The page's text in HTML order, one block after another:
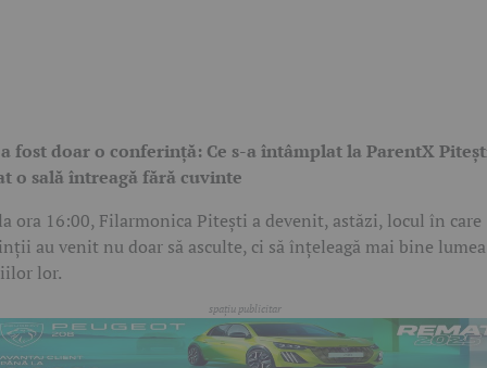
fost doar o conferință: Ce s-a întâmplat la ParentX
o sală întreagă fără cuvinte
ora 16:00, Filarmonica Pitești a devenit, astăzi, locul în care
au venit nu doar să asculte, ci să înțeleagă mai bine lumea
lor.